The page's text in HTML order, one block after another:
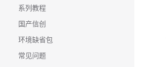
系列教程
国产信创
环境缺省包
常见问题